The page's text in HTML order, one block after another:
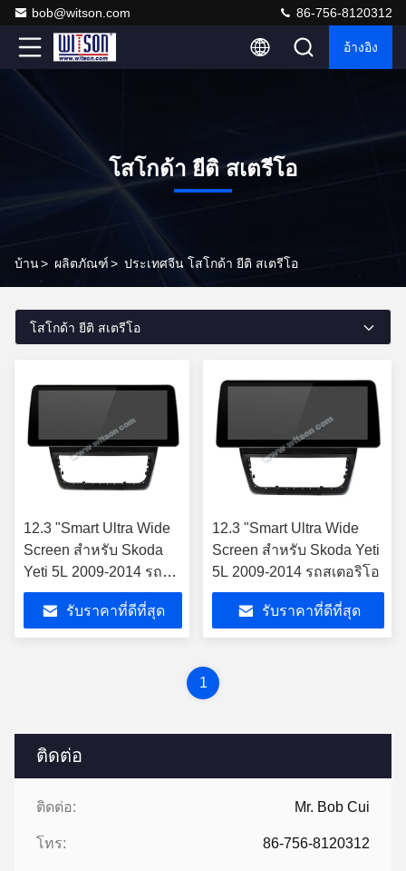
bob@witson.com 86-756-8120312
อ้างอิง
โสโกด้า ยีติ สเตรีโอ
บ้าน> ผลิตภัณฑ์> ประเทศจีน โสโกด้า ยีติ สเตรีโอ
ติดต่อ
ติดต่อ: Mr. Bob Cui
โทร: 86-756-8120312
โสโกด้า ยีติ สเตรีโอ
12.3 "Smart Ultra Wide
Screen สำหรับ Skoda
Yeti 5L 2009-2014 รถ
สเตอริโอ
รับราคาที่ดีที่สุด
12.3 "Smart Ultra Wide
Screen สำหรับ Skoda Yeti
5L 2009-2014 รถสเตอริโอ
รับราคาที่ดีที่สุด
1